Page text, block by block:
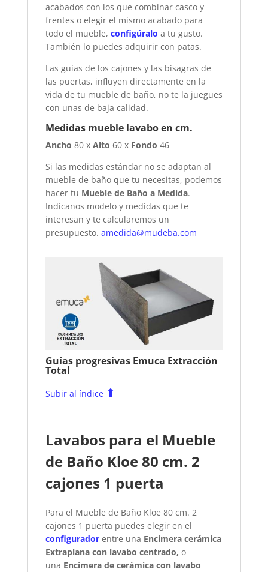
acabados con los que combinar casco y
frentes o elegir el mismo acabado para
todo el mueble, configúralo a tu gusto.
También lo puedes adquirir con patas.
Las guías de los cajones y las bisagras de
las puertas, influyen directamente en la
vida de tu mueble de baño, no te la juegues
con unas de baja calidad.
Medidas mueble lavabo en cm.
Ancho 80 x Alto 60 x Fondo 46
Si las medidas estándar no se adaptan al
mueble de baño que tu necesitas, podemos
hacer tu Mueble de Baño a Medida.
Indícanos modelo y medidas que te
interesan y te calcularemos un
presupuesto. amedida@mudeba.com
Guías progresivas Emuca Extracción
Total
Subir al índice ⬆
Lavabos para el Mueble
de Baño Kloe 80 cm. 2
cajones 1 puerta
Para el Mueble de Baño Kloe 80 cm. 2
cajones 1 puerta puedes elegir en el
configuradorentre una Encimera cerámica
Extraplana con lavabo centrado, o
una Encimera de cerámica con lavabo